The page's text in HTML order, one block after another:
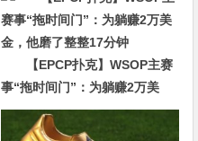
【EPCP扑克】WSOP主赛
事“拖时间门”：为躺赚2万美
金，他磨了整整17分钟